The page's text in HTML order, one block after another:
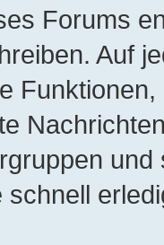
Forums
Auf